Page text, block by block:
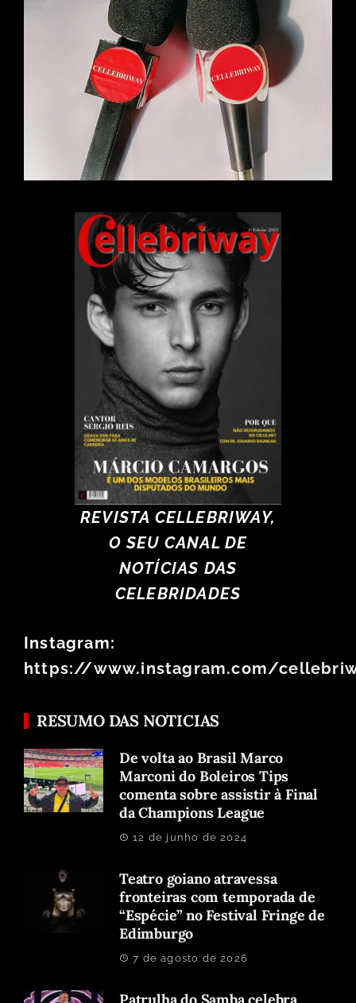
REVISTA CELLEBRIWAY,
O SEU CANAL DE
NOTÍCIAS DAS
CELEBRIDADES
Instagram:
https://www.instagram.com/
RESUMO DAS NOTICIAS
De volta ao Brasil Marco
Marconi do Boleiros Tips
comenta sobre assistir à Final
da Champions League
12 de junho de 2024
Teatro goiano atravessa
fronteiras com temporada de
“Espécie” no Festival Fringe de
Edimburgo
7 de agosto de 2026
Patrulha do Samba celebra